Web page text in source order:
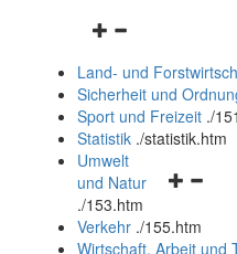
Navigationsmenü
und
schließen
Land- und
Sicherheit und
Sport und Freizeit ./
Statistik ./statistik.htm
und
schließen
Umwelt
und Natur
./153.htm
Verkehr ./155.htm
Wirtschaft, Arbeit und